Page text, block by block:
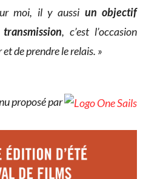
moi, il y aussi un objectif
, c’est l’occasion
de prendre le relais. »
proposé par